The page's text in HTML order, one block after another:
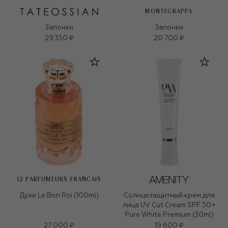
Запонки
29 350 ₽
MONTEGRAPPA
Запонки
20 700 ₽
12 PARFUMEURS FRANCAIS
Духи Le Bon Roi (100ml)
27 000 ₽
Солнцезащитный крем для
лица UV Cut Cream SPF 50+
Pure White Premium (30ml)
19 600 ₽